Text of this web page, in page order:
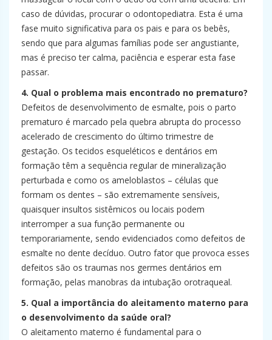
caso de dúvidas, procurar o odontopediatra. Esta é uma
fase muito significativa para os pais e para os bebês,
sendo que para algumas famílias pode ser angustiante,
mas é preciso ter calma, paciência e esperar esta fase
passar.
4. Qual o problema mais encontrado no prematuro?
Defeitos de desenvolvimento de esmalte, pois o parto
prematuro é marcado pela quebra abrupta do processo
acelerado de crescimento do último trimestre de
gestação. Os tecidos esqueléticos e dentários em
formação têm a sequência regular de mineralização
perturbada e como os ameloblastos – células que
formam os dentes – são extremamente sensíveis,
quaisquer insultos sistêmicos ou locais podem
interromper a sua função permanente ou
temporariamente, sendo evidenciados como defeitos de
esmalte no dente decíduo. Outro fator que provoca esses
defeitos são os traumas nos germes dentários em
formação, pelas manobras da intubação orotraqueal.
5. Qual a importância do aleitamento materno para
o desenvolvimento da saúde oral?
O aleitamento materno é fundamental para o